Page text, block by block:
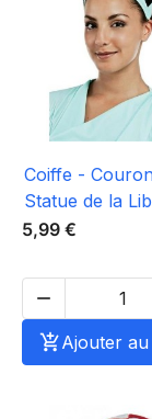
Coiffe -
Statue de la
5,99 €

Ajouter